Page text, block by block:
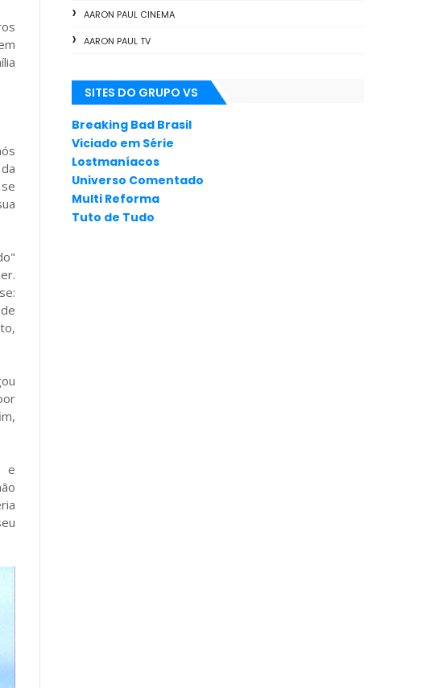
e
AARON PAUL CINEMA
AARON PAUL TV
ANIMAÇÃO
ANNA GUNN
APLICATIVOS
ARTES
AUDIÊNCIA
SITES DO GRUPO VS
Breaking Bad Brasil
Viciado em Série
Lostmaníacos
Universo Comentado
Multi Reforma
Tuto de Tudo